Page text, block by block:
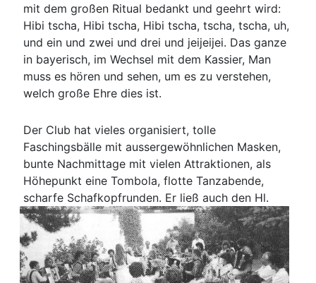
mit dem großen Ritual bedankt und geehrt wird:
Hibi tscha, Hibi tscha, Hibi tscha, tscha, tscha, uh,
und ein und zwei und drei und jeijeijei. Das ganze
in bayerisch, im Wechsel mit dem Kassier, Man
muss es hören und sehen, um es zu verstehen,
welch große Ehre dies ist.
Der Club hat vieles organisiert, tolle
Faschingsbälle mit aussergewöhnlichen Masken,
bunte Nachmittage mit vielen Attraktionen, als
Höhepunkt eine Tombola, flotte Tanzabende,
scharfe Schafkopfrunden. Er ließ auch den Hl.